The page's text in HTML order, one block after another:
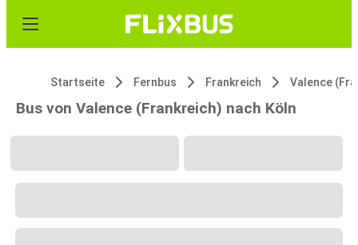
Startseite Fernbus Frankreich Valence
Bus von Valence (Frankreich) nach Köln